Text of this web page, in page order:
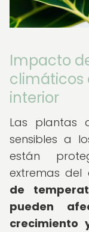
Impacto
climáticos
interior
Las plantas
sensibles a
están
extremas del
de
pueden
crecimiento